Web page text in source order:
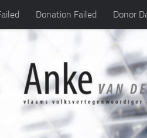
Donation Failed Donor